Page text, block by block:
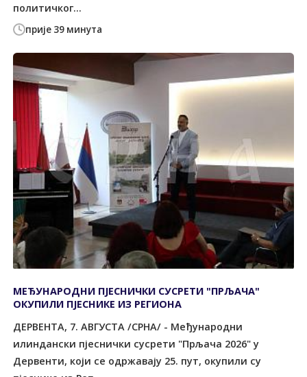
прије 39 минута
политичког...
МЕЂУНАРОДНИ ПЈЕСНИЧКИ СУСРЕТИ "ПРЉАЧА"
ОКУПИЛИ ПЈЕСНИКЕ ИЗ РЕГИОНА
ДЕРВЕНТА, 7. АВГУСТА /СРНА/ - Међународни
илиндански пјеснички сусрети "Прљача 2026" у
Дервенти, који се одржавају 25. пут, окупили су